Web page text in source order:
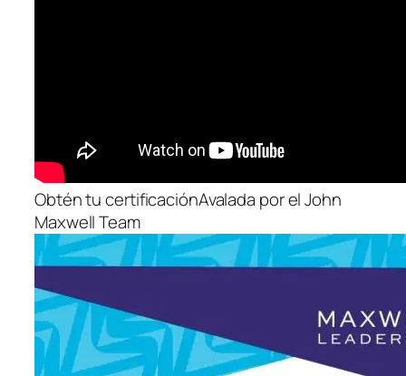
Obtén tu certificaciónAvalada por el John
Maxwell Team